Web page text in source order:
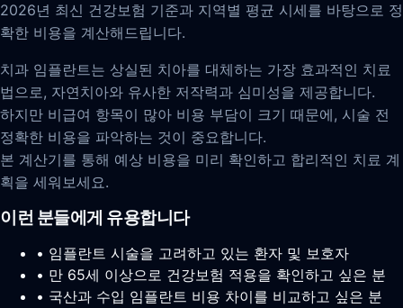
2026년 최신 건강보험 기준과 지역별 평균 시세를 바탕으로 정
확한 비용을 계산해드립니다.
치과 임플란트는 상실된 치아를 대체하는 가장 효과적인 치료
법으로, 자연치아와 유사한 저작력과 심미성을 제공합니다.
하지만 비급여 항목이 많아 비용 부담이 크기 때문에, 시술 전
정확한 비용을 파악하는 것이 중요합니다.
본 계산기를 통해 예상 비용을 미리 확인하고 합리적인 치료 계
획을 세워보세요.
이런 분들에게 유용합니다
• 임플란트 시술을 고려하고 있는 환자 및 보호자
• 만 65세 이상으로 건강보험 적용을 확인하고 싶은 분
• 국산과 수입 임플란트 비용 차이를 비교하고 싶은 분